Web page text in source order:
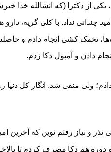
چندانی نداد. با کلی گریه،
تخمک کشی انجام دادم و
دادن و آمپول دکا زدم.
دادم؛ ولی منفی شد. انگار کل
با کلی نذر و نیاز رفتم نوین که
دوره هم دکا مصرف کردم تا